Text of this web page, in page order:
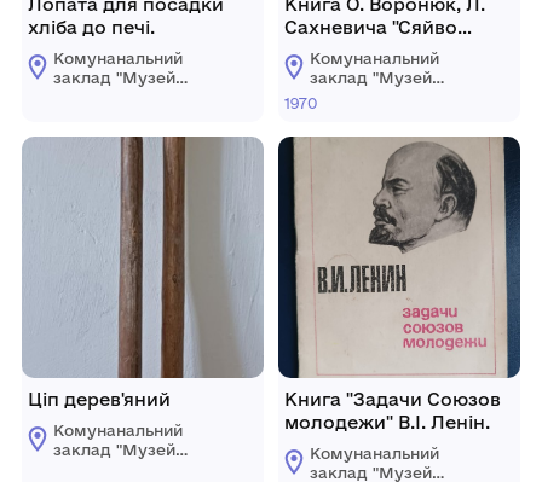
хліба до печі.
Комунанальний
заклад "Музей
Козятинської міської
Ціп дерев'яний
Комунанальний
заклад "Музей
Сахневича "Сяйво
золотих зірок"
Комунанальний
заклад "Музей
історії міста
Козятинської міської
1970
Книга "Задачи Союзов
молодежи" В.І. Ленін.
Комунанальний
заклад "Музей